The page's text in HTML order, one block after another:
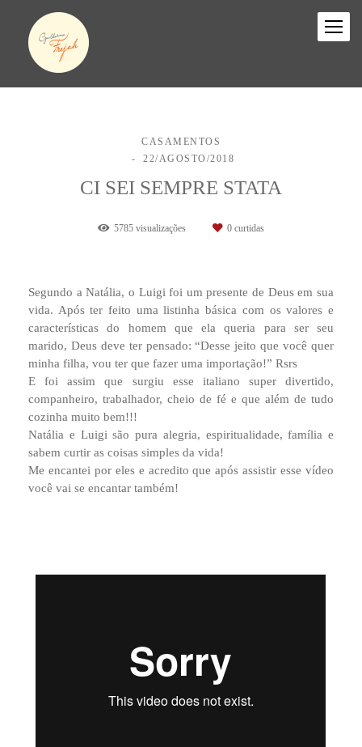
CASAMENTOS
22/AGOSTO/2018
CI SEI SEMPRE STATA
5785 visualizações 0 curtidas
Segundo a Natália, o Luigi foi um presente de Deus em sua
vida. Após ter feito uma listinha básica com os valores e
características do homem que ela queria para ser seu
marido, Deus deve ter pensado: “Desse jeito que você quer
minha filha, vou ter que fazer uma importação!” Rsrs
E foi assim que surgiu esse italiano super divertido,
companheiro, trabalhador, cheio de fé e que além de tudo
cozinha muito bem!!!
Natália e Luigi são pura alegria, espiritualidade, família e
sabem curtir as coisas simples da vida!
Me encantei por eles e acredito que após assistir esse vídeo
você vai se encantar também!